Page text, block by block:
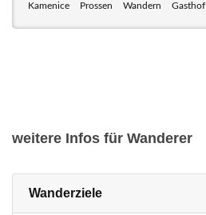
Kamenice Prossen Wandern Gasthof
weitere Infos für Wanderer
Wanderziele